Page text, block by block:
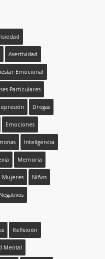
Asertividad
Emocional
Particulares
Drogas
Emociones
Inteligencia
Memoria
Mujeres Niños
Reflexión
Mental